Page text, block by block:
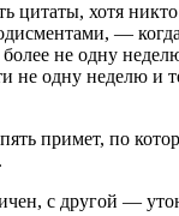
хотя
—
не одну
не одну неделю и
примет, по
с другой —